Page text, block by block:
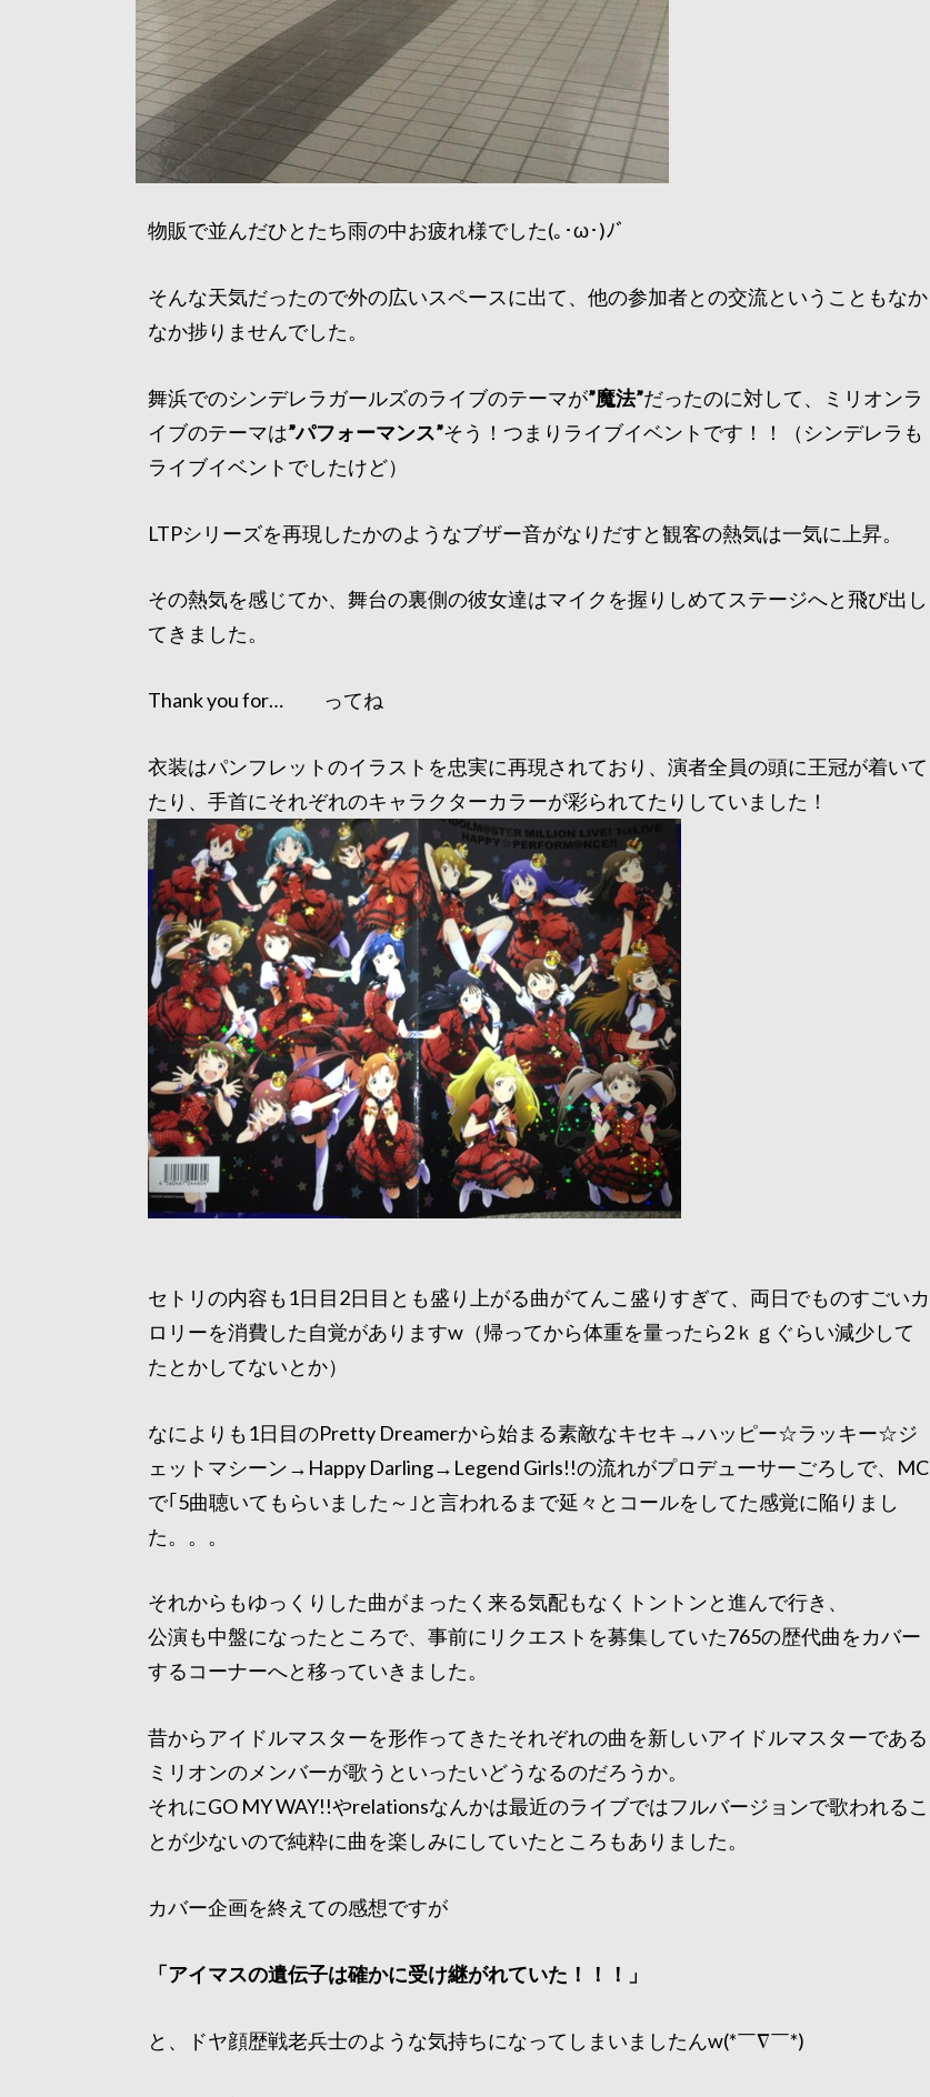
物販で並んだひとたち雨の中お疲れ様でした(｡･ω･)ﾉﾞ
そんな天気だったので外の広いスペースに出て、他の参加者との交流ということもなか
なか捗りませんでした。
舞浜でのシンデレラガールズのライブのテーマが”魔法”だったのに対して、ミリオンラ
イブのテーマは”パフォーマンス”そう！つまりライブイベントです！！（シンデレラも
ライブイベントでしたけど）
LTPシリーズを再現したかのようなブザー音がなりだすと観客の熱気は一気に上昇。
その熱気を感じてか、舞台の裏側の彼女達はマイクを握りしめてステージへと飛び出し
てきました。
Thank you for… ってね
衣装はパンフレットのイラストを忠実に再現されており、演者全員の頭に王冠が着いて
たり、手首にそれぞれのキャラクターカラーが彩られてたりしていました！
セトリの内容も1日目2日目とも盛り上がる曲がてんこ盛りすぎて、両日でものすごいカ
ロリーを消費した自覚がありますw（帰ってから体重を量ったら2ｋｇぐらい減少して
たとかしてないとか）
なによりも1日目のPretty Dreamerから始まる素敵なキセキ→ハッピー☆ラッキー☆ジ
ェットマシーン→Happy Darling→Legend Girls!!の流れがプロデューサーごろしで、MC
で｢5曲聴いてもらいました～｣と言われるまで延々とコールをしてた感覚に陥りまし
た。。。
それからもゆっくりした曲がまったく来る気配もなくトントンと進んで行き、
公演も中盤になったところで、事前にリクエストを募集していた765の歴代曲をカバー
するコーナーへと移っていきました。
昔からアイドルマスターを形作ってきたそれぞれの曲を新しいアイドルマスターである
ミリオンのメンバーが歌うといったいどうなるのだろうか。
それにGO MY WAY!!やrelationsなんかは最近のライブではフルバージョンで歌われるこ
とが少ないので純粋に曲を楽しみにしていたところもありました。
カバー企画を終えての感想ですが
「アイマスの遺伝子は確かに受け継がれていた！！！」
と、ドヤ顔歴戦老兵士のような気持ちになってしまいましたんw(*￣∇￣*)